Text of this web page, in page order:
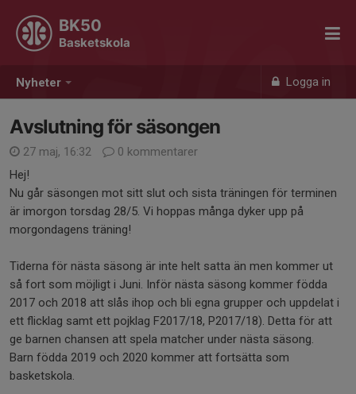
Nyheter Logga in
BK50
Basketskola
Avslutning för säsongen
27 maj, 16:32
0 kommentarer
Hej!
Nu går säsongen mot sitt slut och sista träningen för terminen
är imorgon torsdag 28/5. Vi hoppas många dyker upp på
morgondagens träning!
Tiderna för nästa säsong är inte helt satta än men kommer ut
så fort som möjligt i Juni. Inför nästa säsong kommer födda
2017 och 2018 att slås ihop och bli egna grupper och uppdelat i
ett flicklag samt ett pojklag F2017/18, P2017/18). Detta för att
ge barnen chansen att spela matcher under nästa säsong.
Barn födda 2019 och 2020 kommer att fortsätta som
basketskola.